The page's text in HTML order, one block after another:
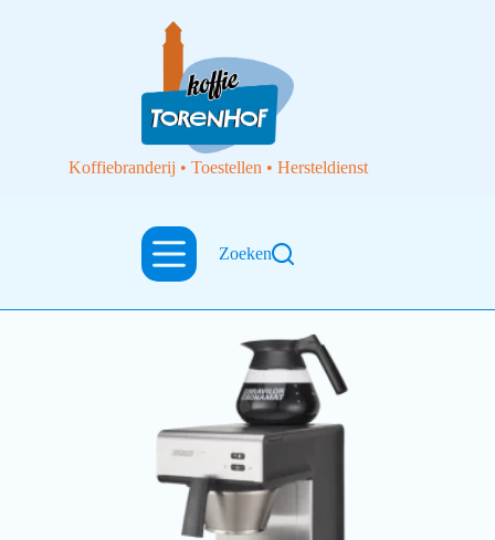
Koffiebranderij • Toestellen • Hersteldienst
Zoeken